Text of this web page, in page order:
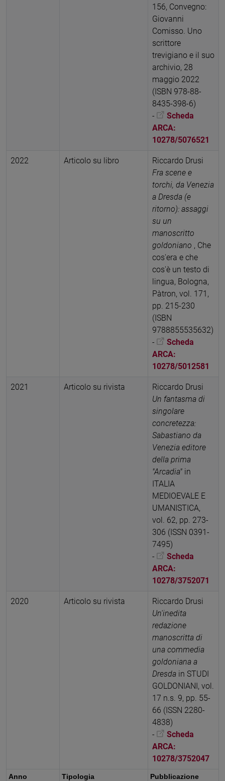
Anno Tipologia Pubblicazione
156, Convegno:
Giovanni
Comisso. Uno
scrittore
trevigiano e il suo
archivio, 28
maggio 2022
(ISBN 978-88-
8435-398-6)
-
Scheda
ARCA:
10278/5076521
2022 Articolo su libro
Riccardo Drusi
Fra scene e
torchi, da Venezia
a Dresda (e
ritorno): assaggi
su un
manoscritto
goldoniano , Che
cos'era e che
cos'è un testo di
lingua, Bologna,
Pàtron, vol. 171,
pp. 215-230
(ISBN
9788855535632)
-
Scheda
ARCA:
10278/5012581
2021 Articolo su rivista
Riccardo Drusi
Un fantasma di
singolare
concretezza:
Sabastiano da
Venezia editore
della prima
"Arcadia" in
ITALIA
MEDIOEVALE E
UMANISTICA,
vol. 62, pp. 273-
306 (ISSN 0391-
7495)
-
Scheda
ARCA:
10278/3752071
2020 Articolo su rivista
Riccardo Drusi
Un'inedita
redazione
manoscritta di
una commedia
goldoniana a
Dresda in STUDI
GOLDONIANI, vol.
17 n.s. 9, pp. 55-
66 (ISSN 2280-
4838)
-
Scheda
ARCA:
10278/3752047